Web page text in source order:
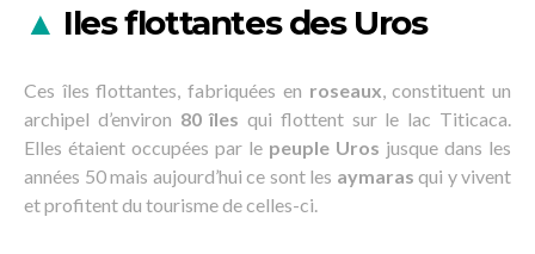
▲ Iles flottantes des Uros
Ces îles flottantes, fabriquées en roseaux, constituent un
archipel d’environ 80 îles qui flottent sur le lac Titicaca.
Elles étaient occupées par le peuple Uros jusque dans les
années 50 mais aujourd’hui ce sont les aymaras qui y vivent
et profitent du tourisme de celles-ci.